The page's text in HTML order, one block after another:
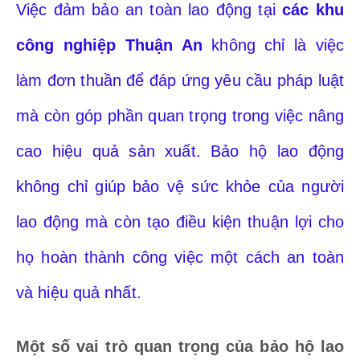
Việc đảm bảo an toàn lao động tại các khu
công nghiệp Thuận An
không chỉ là việc
làm đơn thuần để đáp ứng yêu cầu pháp luật
mà còn góp phần quan trọng trong việc nâng
cao hiệu quả sản xuất. Bảo hộ lao động
không chỉ giúp bảo vệ sức khỏe của người
lao động mà còn tạo điều kiện thuận lợi cho
họ hoàn thành công việc một cách an toàn
và hiệu quả nhất.
Một số vai trò quan trọng của bảo hộ lao